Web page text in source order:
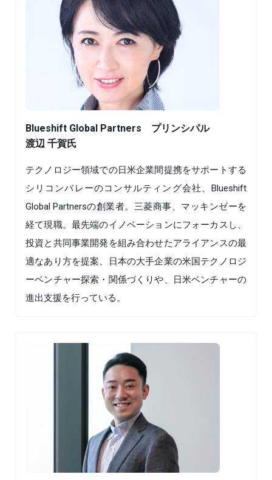
Blueshift Global Partners プリンシパル
渡辺 千賀氏
テクノロジー領域での日米企業間提携をサポートする
シリコンバレーのコンサルティング会社、Blueshift
Global Partnersの創業者。三菱商事、マッキンゼーを
経て現職。最先端のイノベーションにフォーカスし、
投資と共同事業開発を組み合わせたアライアンスの最
適なあり方を提案、日本の大手企業の米国テクノロジ
ーベンチャー探索・関係づくりや、日米ベンチャーの
進出支援を行っている。